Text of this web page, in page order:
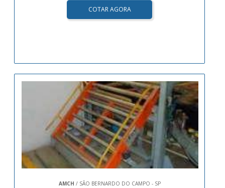
COTAR AGORA
AMCH / SÃO BERNARDO DO CAMPO - SP